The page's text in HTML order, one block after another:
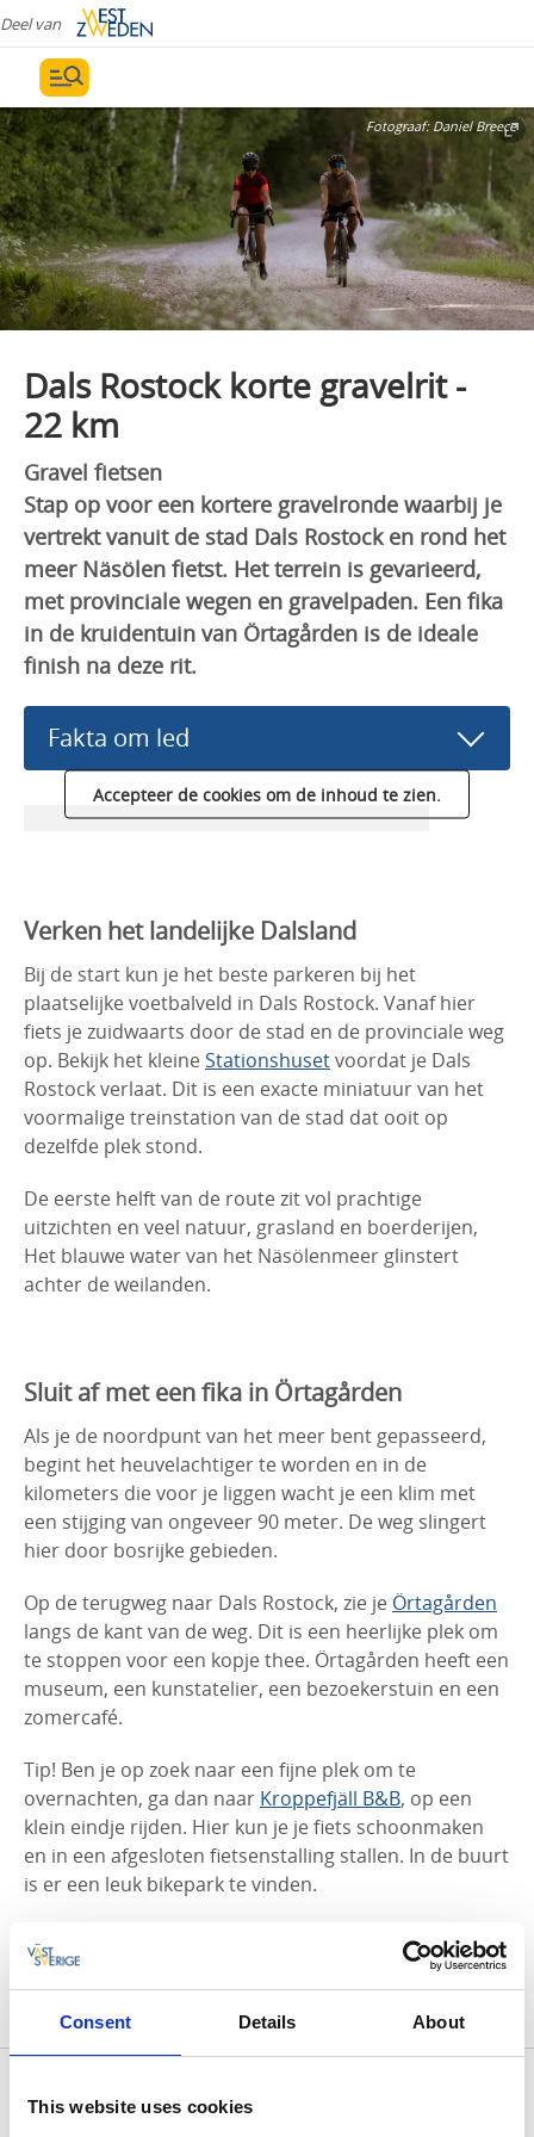
Consent Details About
This website uses cookies
Deel van
Fotograaf: Daniel Breece
Dals Rostock korte gravelrit -
22 km
Gravel fietsen
Stap op voor een kortere gravelronde waarbij je
vertrekt vanuit de stad Dals Rostock en rond het
meer Näsölen fietst. Het terrein is gevarieerd,
met provinciale wegen en gravelpaden. Een fika
in de kruidentuin van Örtagården is de ideale
finish na deze rit.
Fakta om led
Accepteer de cookies om de inhoud te zien.
Verken het landelijke Dalsland
Bij de start kun je het beste parkeren bij het
plaatselijke voetbalveld in Dals Rostock. Vanaf hier
fiets je zuidwaarts door de stad en de provinciale weg
op. Bekijk het kleineStationshusetvoordat je Dals
Rostock verlaat. Dit is een exacte miniatuur van het
voormalige treinstation van de stad dat ooit op
dezelfde plek stond.
De eerste helft van de route zit vol prachtige
uitzichten en veel natuur, grasland en boerderijen,
Het blauwe water van het Näsölenmeer glinstert
achter de weilanden.
Sluit af met een fika in Örtagården
Als je de noordpunt van het meer bent gepasseerd,
begint het heuvelachtiger te worden en in de
kilometers die voor je liggen wacht je een klim met
een stijging van ongeveer 90 meter. De weg slingert
hier door bosrijke gebieden.
Op de terugweg naar Dals Rostock, zie je Örtagården
langs de kant van de weg. Dit is een heerlijke plek om
te stoppen voor een kopje thee. Örtagården heeft een
museum, een kunstatelier, een bezoekerstuin en een
zomercafé.
Tip! Ben je op zoek naar een fijne plek om te
overnachten, ga dan naar Kroppefjäll B&B, op een
klein eindje rijden. Hier kun je je fiets schoonmaken
en in een afgesloten fietsenstalling stallen. In de buurt
is er een leuk bikepark te vinden.
Foto's uit de omgeving